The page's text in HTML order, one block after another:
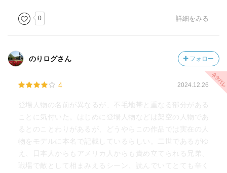
0 詳細をみる
のりログさん フォロー
4 2024.12.26
登場人物の名前が異なるが、不毛地帯と重なる部分がある
ことに気付いた。はじめに登場人物などは架空の人物であ
るとのことわりがあるが、どうやらこの作品では実在の人
物をモデルに本名で記載しているらしい。二世であるがゆ
え、日本人からもアメリカ人からも責め立てられる兄弟、
戦場で敵として相まみえるシーン、読んでいてとても辛く